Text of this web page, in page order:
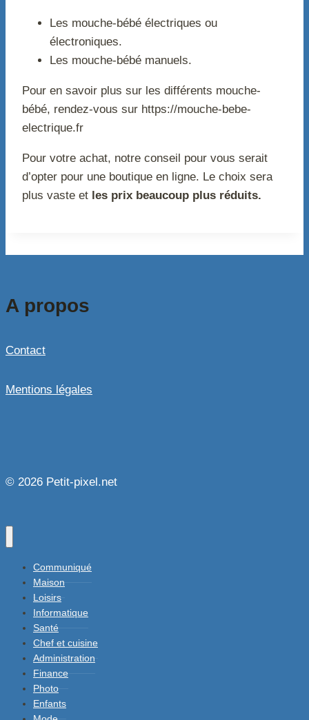
Les mouche-bébé électriques ou
électroniques.
Les mouche-bébé manuels.
Pour en savoir plus sur les différents mouche-
bébé, rendez-vous sur https://mouche-bebe-
electrique.fr
Pour votre achat, notre conseil pour vous serait
d’opter pour une boutique en ligne. Le choix sera
plus vaste et les prix beaucoup plus réduits.
A propos
Contact
Mentions légales
© 2026 Petit-pixel.net
Communiqué
Maison
Loisirs
Informatique
Santé
Chef et cuisine
Administration
Finance
Photo
Enfants